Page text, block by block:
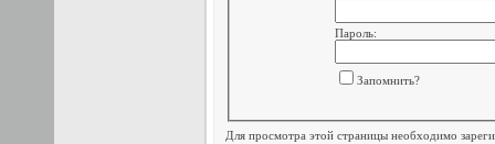
Пароль:
Запомнить?
Для просмотра этой страницы необходимо